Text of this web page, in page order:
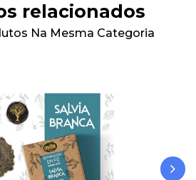
relacionados
Na Mesma Categoria